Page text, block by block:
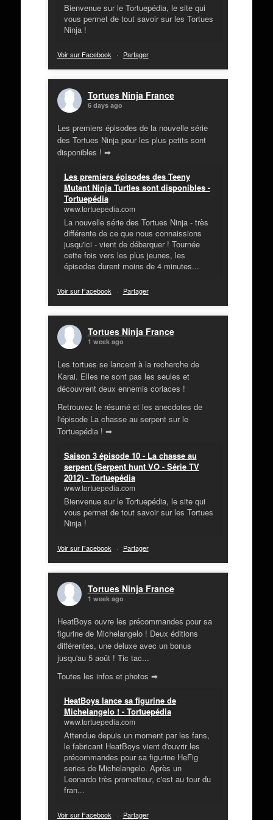
Bienvenue sur le Tortuepédia, le site qui
vous permet de tout savoir sur les Tortues
Ninja !
Voir sur Facebook · Partager
Tortues Ninja France
6 days ago
Les premiers épisodes de la nouvelle série
des Tortues Ninja pour les plus petits sont
disponibles ! ➡
Les premiers épisodes des Teeny
Mutant Ninja Turtles sont disponibles -
Tortuepédia
www.tortuepedia.com
La nouvelle série des Tortues Ninja - très
différente de ce que nous connaissions
jusqu'ici - vient de débarquer ! Tournée
cette fois vers les plus jeunes, les
épisodes durent moins de 4 minutes...
Voir sur Facebook · Partager
Tortues Ninja France
1 week ago
Les tortues se lancent à la recherche de
Karai. Elles ne sont pas les seules et
découvrent deux ennemis coriaces !
Retrouvez le résumé et les anecdotes de
l'épisode La chasse au serpent sur le
Tortuepédia ! ➡
Saison 3 épisode 10 - La chasse au
serpent (Serpent hunt VO - Série TV
2012) - Tortuepédia
www.tortuepedia.com
Bienvenue sur le Tortuepédia, le site qui
vous permet de tout savoir sur les Tortues
Ninja !
Voir sur Facebook · Partager
Tortues Ninja France
1 week ago
HeatBoys ouvre les précommandes pour sa
figurine de Michelangelo ! Deux éditions
différentes, une deluxe avec un bonus
jusqu'au 5 août ! Tic tac...
Toutes les infos et photos ➡
HeatBoys lance sa figurine de
Michelangelo ! - Tortuepédia
www.tortuepedia.com
Attendue depuis un moment par les fans,
le fabricant HeatBoys vient d'ouvrir les
précommandes pour sa figurine HeFig
series de Michelangelo. Après un
Leonardo très prometteur, c'est au tour du
fran...
Voir sur Facebook · Partager